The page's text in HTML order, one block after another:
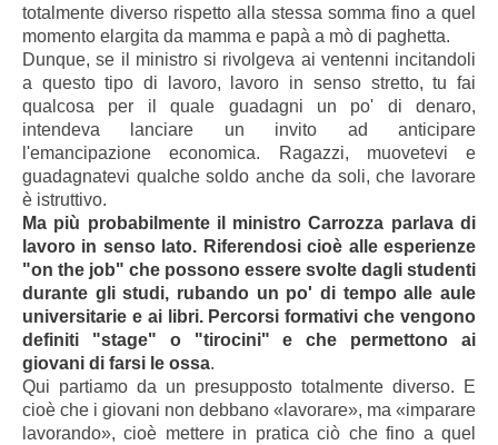
totalmente diverso rispetto alla stessa somma fino a quel
momento elargita da mamma e papà a mò di paghetta.
Dunque, se il ministro si rivolgeva ai ventenni incitandoli
a questo tipo di lavoro, lavoro in senso stretto, tu fai
qualcosa per il quale guadagni un po' di denaro,
intendeva lanciare un invito ad anticipare
l'emancipazione economica. Ragazzi, muovetevi e
guadagnatevi qualche soldo anche da soli, che lavorare
è istruttivo.
Ma più probabilmente il ministro Carrozza parlava di
lavoro in senso lato. Riferendosi cioè alle esperienze
"on the job" che possono essere svolte dagli studenti
durante gli studi, rubando un po' di tempo alle aule
universitarie e ai libri. Percorsi formativi che vengono
definiti "stage" o "tirocini" e che permettono ai
giovani di farsi le ossa.
Qui partiamo da un presupposto totalmente diverso. E
cioè che i giovani non debbano «lavorare», ma «imparare
lavorando», cioè mettere in pratica ciò che fino a quel